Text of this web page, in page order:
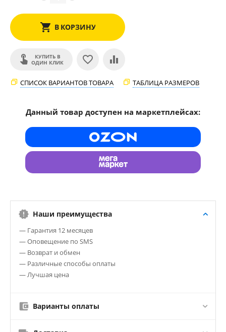
В КОРЗИНУ
КУПИТЬ В
ОДИН КЛИК
СПИСОК ВАРИАНТОВ ТОВАРА ТАБЛИЦА РАЗМЕРОВ
Данный товар доступен на маркетплейсах:
Наши преимущества
— Гарантия 12 месяцев
— Оповещение по SMS
— Возврат и обмен
— Различные способы оплаты
— Лучшая цена
Варианты оплаты